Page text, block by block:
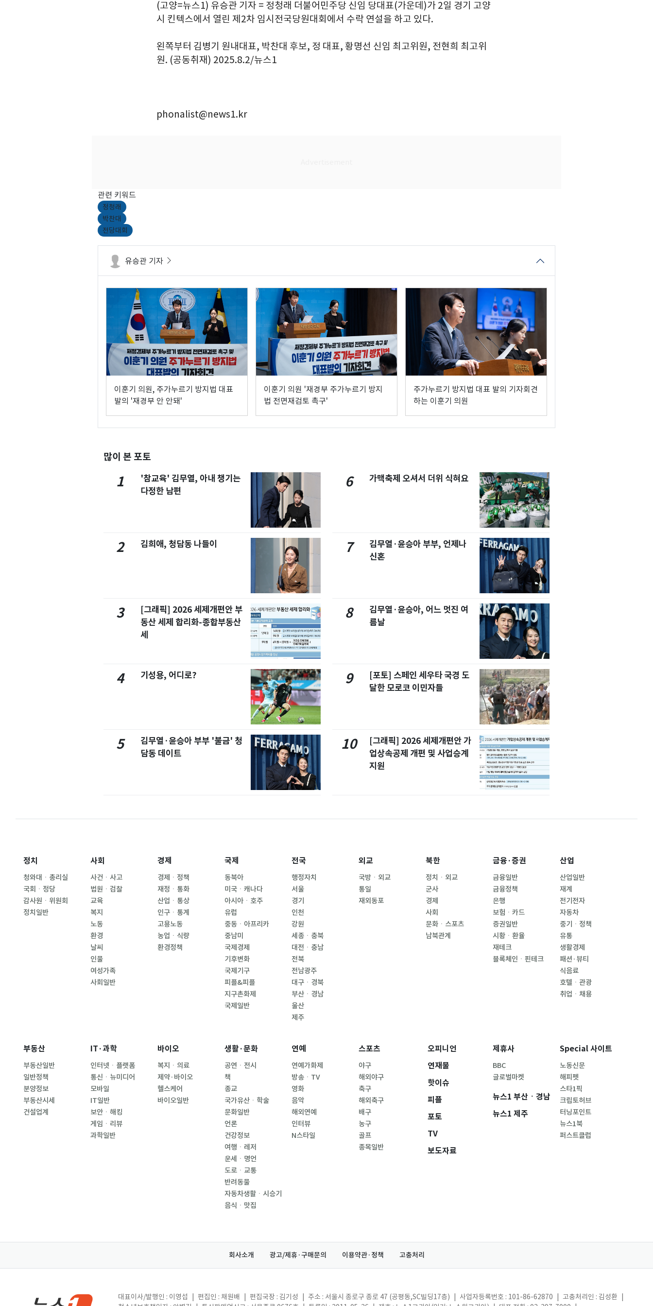
(고양=뉴스1) 유승관 기자 = 정청래 더불어민주당 신임 당대표(가운데)가 2일 경기 고양
시 킨텍스에서 열린 제2차 임시전국당원대회에서 수락 연설을 하고 있다.
왼쪽부터 김병기 원내대표, 박찬대 후보, 정 대표, 황명선 신임 최고위원, 전현희 최고위
원. (공동취재) 2025.8.2/뉴스1
phonalist@news1.kr
관련 키워드
정청래
박찬대
전당대회
유승관 기자
이훈기 의원, 주가누르기 방지법 대표
발의 '재경부 안 안돼'
이훈기 의원 '재경부 주가누르기 방지
법 전면재검토 촉구'
주가누르기 방지법 대표 발의 기자회견
하는 이훈기 의원
많이 본 포토
1
'참교육' 김무열, 아내 챙기는
다정한 남편
2 김희애, 청담동 나들이
3
[그래픽] 2026 세제개편안 부
동산 세제 합리화-종합부동산
세
4 기성용, 어디로?
5
김무열·윤승아 부부 '불금' 청
담동 데이트
6 가맥축제 오셔서 더위 식혀요
7
김무열·윤승아 부부, 언제나
신혼
8
김무열·윤승아, 어느 멋진 여
름날
9
[포토] 스페인 세우타 국경 도
달한 모로코 이민자들
10
[그래픽] 2026 세제개편안 가
업상속공제 개편 및 사업승계
지원
정치
청와대ㆍ총리실
국회ㆍ정당
감사원ㆍ위원회
정치일반
사회
사건ㆍ사고
법원ㆍ검찰
교육
복지
노동
환경
날씨
인물
여성가족
사회일반
경제
경제ㆍ정책
재정ㆍ통화
산업ㆍ통상
인구ㆍ통계
고용노동
농업ㆍ식량
환경정책
국제
동북아
미국ㆍ캐나다
아시아ㆍ호주
유럽
중동ㆍ아프리카
중남미
국제경제
기후변화
국제기구
피플&피플
지구촌화제
국제일반
전국
행정자치
서울
경기
인천
강원
세종ㆍ충북
대전ㆍ충남
전북
전남광주
대구ㆍ경북
부산ㆍ경남
울산
제주
외교
국방ㆍ외교
통일
재외동포
북한
정치ㆍ외교
군사
경제
사회
문화ㆍ스포츠
남북관계
금융·증권
금융일반
금융정책
은행
보험ㆍ카드
증권일반
시황ㆍ환율
재테크
블록체인ㆍ핀테크
산업
산업일반
재계
전기전자
자동차
중기ㆍ정책
유통
생활경제
패션·뷰티
식음료
호텔ㆍ관광
취업ㆍ채용
부동산
부동산일반
일반정책
분양정보
부동산시세
건설업계
IT·과학
인터넷ㆍ플랫폼
통신ㆍ뉴미디어
모바일
IT일반
보안ㆍ해킹
게임ㆍ리뷰
과학일반
바이오
복지ㆍ의료
제약·바이오
헬스케어
바이오일반
생활·문화
공연ㆍ전시
책
종교
국가유산ㆍ학술
문화일반
언론
건강정보
여행ㆍ레저
운세ㆍ명언
도로ㆍ교통
반려동물
자동차생활ㆍ시승기
음식ㆍ맛집
연예
연예가화제
방송ㆍTV
영화
음악
해외연예
인터뷰
N스타일
스포츠
야구
해외야구
축구
해외축구
배구
농구
골프
종목일반
오피니언
연재물
핫이슈
피플
포토
TV
보도자료
제휴사
BBC
글로벌마켓
뉴스1 부산ㆍ경남
뉴스1 제주
Special 사이트
노동신문
해피펫
스타1픽
크립토허브
터닝포인트
뉴스1북
퍼스트클럽
회사소개 광고/제휴·구매문의 이용약관·정책 고충처리
대표이사/발행인 : 이영섭 편집인 : 채원배 편집국장 : 김기성 주소 : 서울시 종로구 종로 47 (공평동,SC빌딩17층) 사업자등록번호 : 101-86-62870 고충처리인 : 김성환